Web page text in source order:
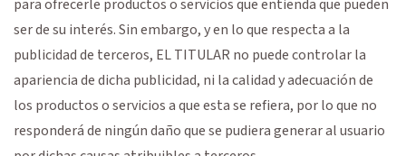
para ofrecerle productos o servicios que entienda que pueden
ser de su interés. Sin embargo, y en lo que respecta a la
publicidad de terceros, EL TITULAR no puede controlar la
apariencia de dicha publicidad, ni la calidad y adecuación de
los productos o servicios a que esta se refiera, por lo que no
responderá de ningún daño que se pudiera generar al usuario